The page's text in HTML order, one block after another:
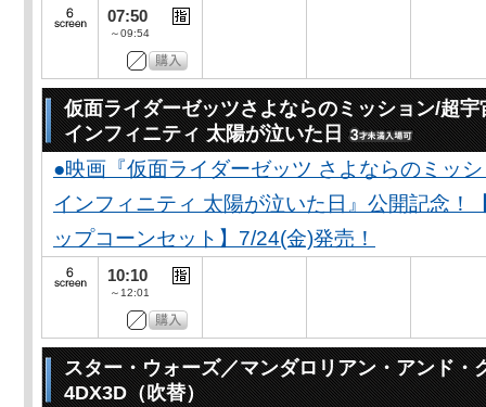
07:50
～09:54
仮面ライダーゼッツさよならのミッション/超
インフィニティ 太陽が泣いた日
●映画『仮面ライダーゼッツ さよならのミッ
インフィニティ 太陽が泣いた日』公開記念！
ップコーンセット】7/24(金)発売！
10:10
～12:01
スター・ウォーズ／マンダロリアン・アンド
4DX3D（吹替）